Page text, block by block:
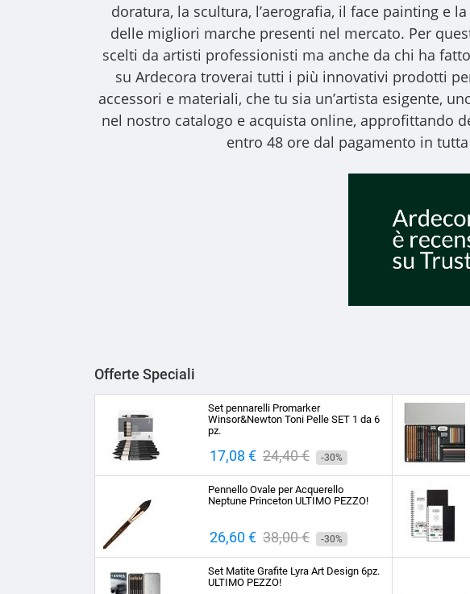
doratura, la scultura, l’aerografia, il face painting e
delle migliori marche presenti nel mercato. Per
scelti da artisti professionisti ma anche da chi ha
su Ardecora troverai tutti i più innovativi prodotti
accessori e materiali, che tu sia un’artista esigente,
nel nostro catalogo e acquista online, approfittando
entro 48 ore dal pagamento in
Offerte Speciali
Set pennarelli Promarker
Winsor&Newton Toni Pelle SET 1 da 6
pz.
Prezzo
17,08 € Prezzo
base
24,40 € -30%
Pennello Ovale per Acquerello
Neptune Princeton ULTIMO PEZZO!
Prezzo
26,60 € Prezzo
base
38,00 € -30%
Set Matite Grafite Lyra Art Design 6pz.
ULTIMO PEZZO!